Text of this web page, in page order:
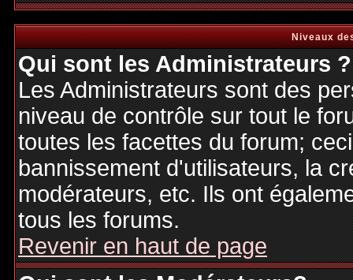
Niveaux
Qui sont les Administrateurs ?
Les Administrateurs sont des
niveau de contrôle sur tout le
toutes les facettes du forum;
bannissement d'utilisateurs, la
modérateurs, etc. Ils ont
tous les forums.
Revenir en haut de page